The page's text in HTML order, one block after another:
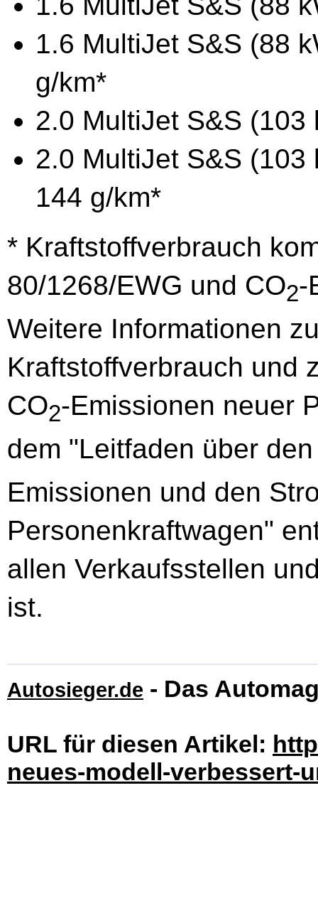
1.6 MultiJet S&S (88
g/km*
2.0 MultiJet S&S
2.0 MultiJet S&S
144 g/km*
* Kraftstoffverbrauch
80/1268/EWG und CO2-
Weitere Informationen
Kraftstoffverbrauch und
CO2-Emissionen neuer
dem "Leitfaden über
Emissionen und den
Personenkraftwagen"
allen Verkaufsstellen
ist.
Autosieger.de - Das
URL für diesen Artikel:
neues-modell-verbessert-